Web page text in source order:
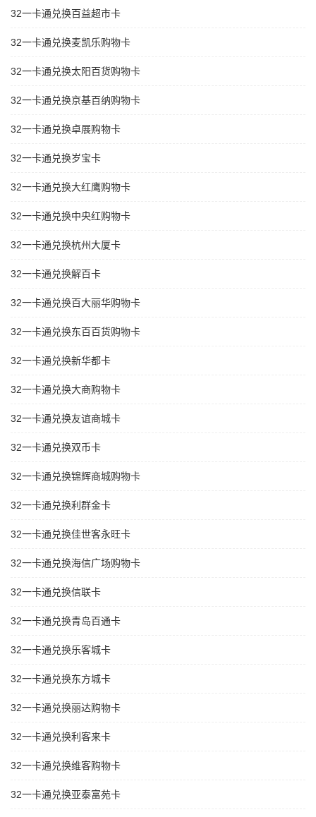
32一卡通兑换百益超市卡
32一卡通兑换麦凯乐购物卡
32一卡通兑换太阳百货购物卡
32一卡通兑换京基百纳购物卡
32一卡通兑换卓展购物卡
32一卡通兑换岁宝卡
32一卡通兑换大红鹰购物卡
32一卡通兑换中央红购物卡
32一卡通兑换杭州大厦卡
32一卡通兑换解百卡
32一卡通兑换百大丽华购物卡
32一卡通兑换东百百货购物卡
32一卡通兑换新华都卡
32一卡通兑换大商购物卡
32一卡通兑换友谊商城卡
32一卡通兑换双币卡
32一卡通兑换锦辉商城购物卡
32一卡通兑换利群金卡
32一卡通兑换佳世客永旺卡
32一卡通兑换海信广场购物卡
32一卡通兑换信联卡
32一卡通兑换青岛百通卡
32一卡通兑换乐客城卡
32一卡通兑换东方城卡
32一卡通兑换丽达购物卡
32一卡通兑换利客来卡
32一卡通兑换维客购物卡
32一卡通兑换亚泰富苑卡